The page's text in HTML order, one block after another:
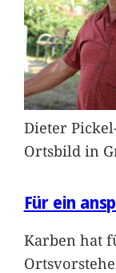
Dieter
Ortsbild in
Für ein
Karben hat